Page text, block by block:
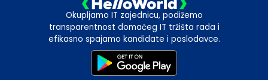
Okupljamo IT zajednicu, podižemo
transparentnost domaćeg IT tržišta rada i
efikasno spajamo kandidate i poslodavce.